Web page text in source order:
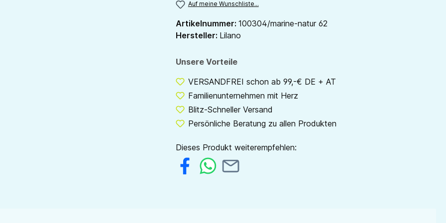
Auf meine Wunschliste...
Artikelnummer: 100304/marine-natur 62
Hersteller: Lilano
Unsere Vorteile
VERSANDFREI schon ab 99,-€ DE + AT
Familienunternehmen mit Herz
Blitz-Schneller Versand
Persönliche Beratung zu allen Produkten
Dieses Produkt weiterempfehlen: